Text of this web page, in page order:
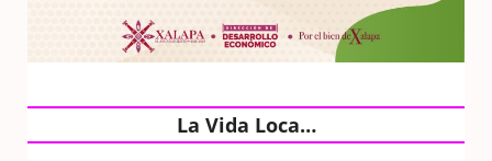
La Vida Loca…